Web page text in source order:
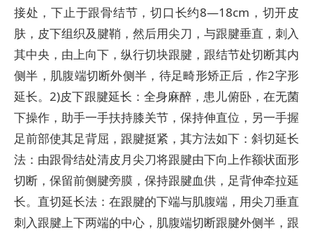
接处，下止于跟骨结节，切口长约8—18cm，切开皮
肤，皮下组织及腱鞘，然后用尖刀，与跟腱垂直，刺入
其中央，由上向下，纵行切块跟腱，跟结节处切断其内
侧半，肌腹端切断外侧半，待足畸形矫正后，作2字形
延长。2)皮下跟腱延长：全身麻醉，患儿俯卧，在无菌
下操作，助手一手扶持膝关节，保持伸直位，另一手握
足前部使其足背屈，跟腱挺紧，其方法如下：斜切延长
法：由跟骨结处清皮月尖刀将跟腱由下向上作额状面形
切断，保留前侧腱旁膜，保持跟腱血供，足背伸牵拉延
长。直切延长法：在跟腱的下端与肌腹端，用尖刀垂直
刺入跟腱上下两端的中心，肌腹端切断跟腱外侧半，跟